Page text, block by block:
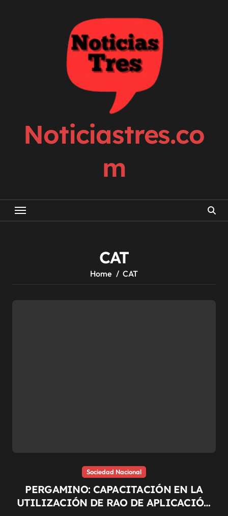
Noticiastres.co
m
CAT
Home CAT
Sociedad Nacional
PERGAMINO: CAPACITACIÓN EN LA
UTILIZACIÓN DE RAO DE APLICACIÓN